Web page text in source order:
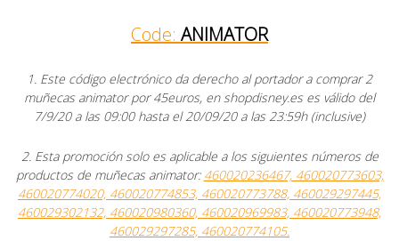
Code: ANIMATOR
1. Este código electrónico da derecho al portador a comprar 2
muñecas animator por 45euros, en shopdisney.es es válido del
7/9/20 a las 09:00 hasta el 20/09/20 a las 23:59h (inclusive)
2. Esta promoción solo es aplicable a los siguientes números de
productos de muñecas animator: 460020236467, 460020773603,
460020774020, 460020774853, 460020773788, 460029297445,
460029302132, 460020980360, 460020969983, 460020773948,
460029297285, 460020774105.